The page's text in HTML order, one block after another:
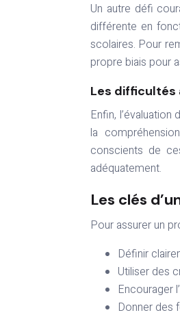
Un autre défi
différente en
scolaires. Pour
propre biais pour
Les difficultés
Enfin,
la
conscients de
adéquatement.
Les clés
Pour assurer un
Définir
Utiliser des
Encourager
Donner des